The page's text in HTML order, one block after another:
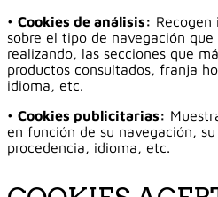
• Cookies de análisis: Recogen
sobre el tipo de navegación que
realizando, las secciones que
productos consultados, franja
idioma, etc.
• Cookies publicitarias:
en función de su navegación, su
procedencia, idioma, etc.